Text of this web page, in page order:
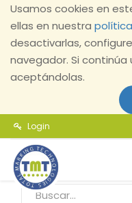
Usamos cookies en
ellas en nuestra
desactivarlas,
navegador. Si
aceptándolas.
Login